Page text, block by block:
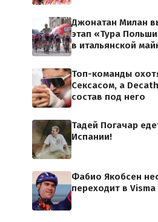
Джонатан Милан
этап «Тура
в итальянской
Топ-команды
Сексасом, а
состав под него
Тадей Погачар
Испании!
Фабио Якобсен
переходит в